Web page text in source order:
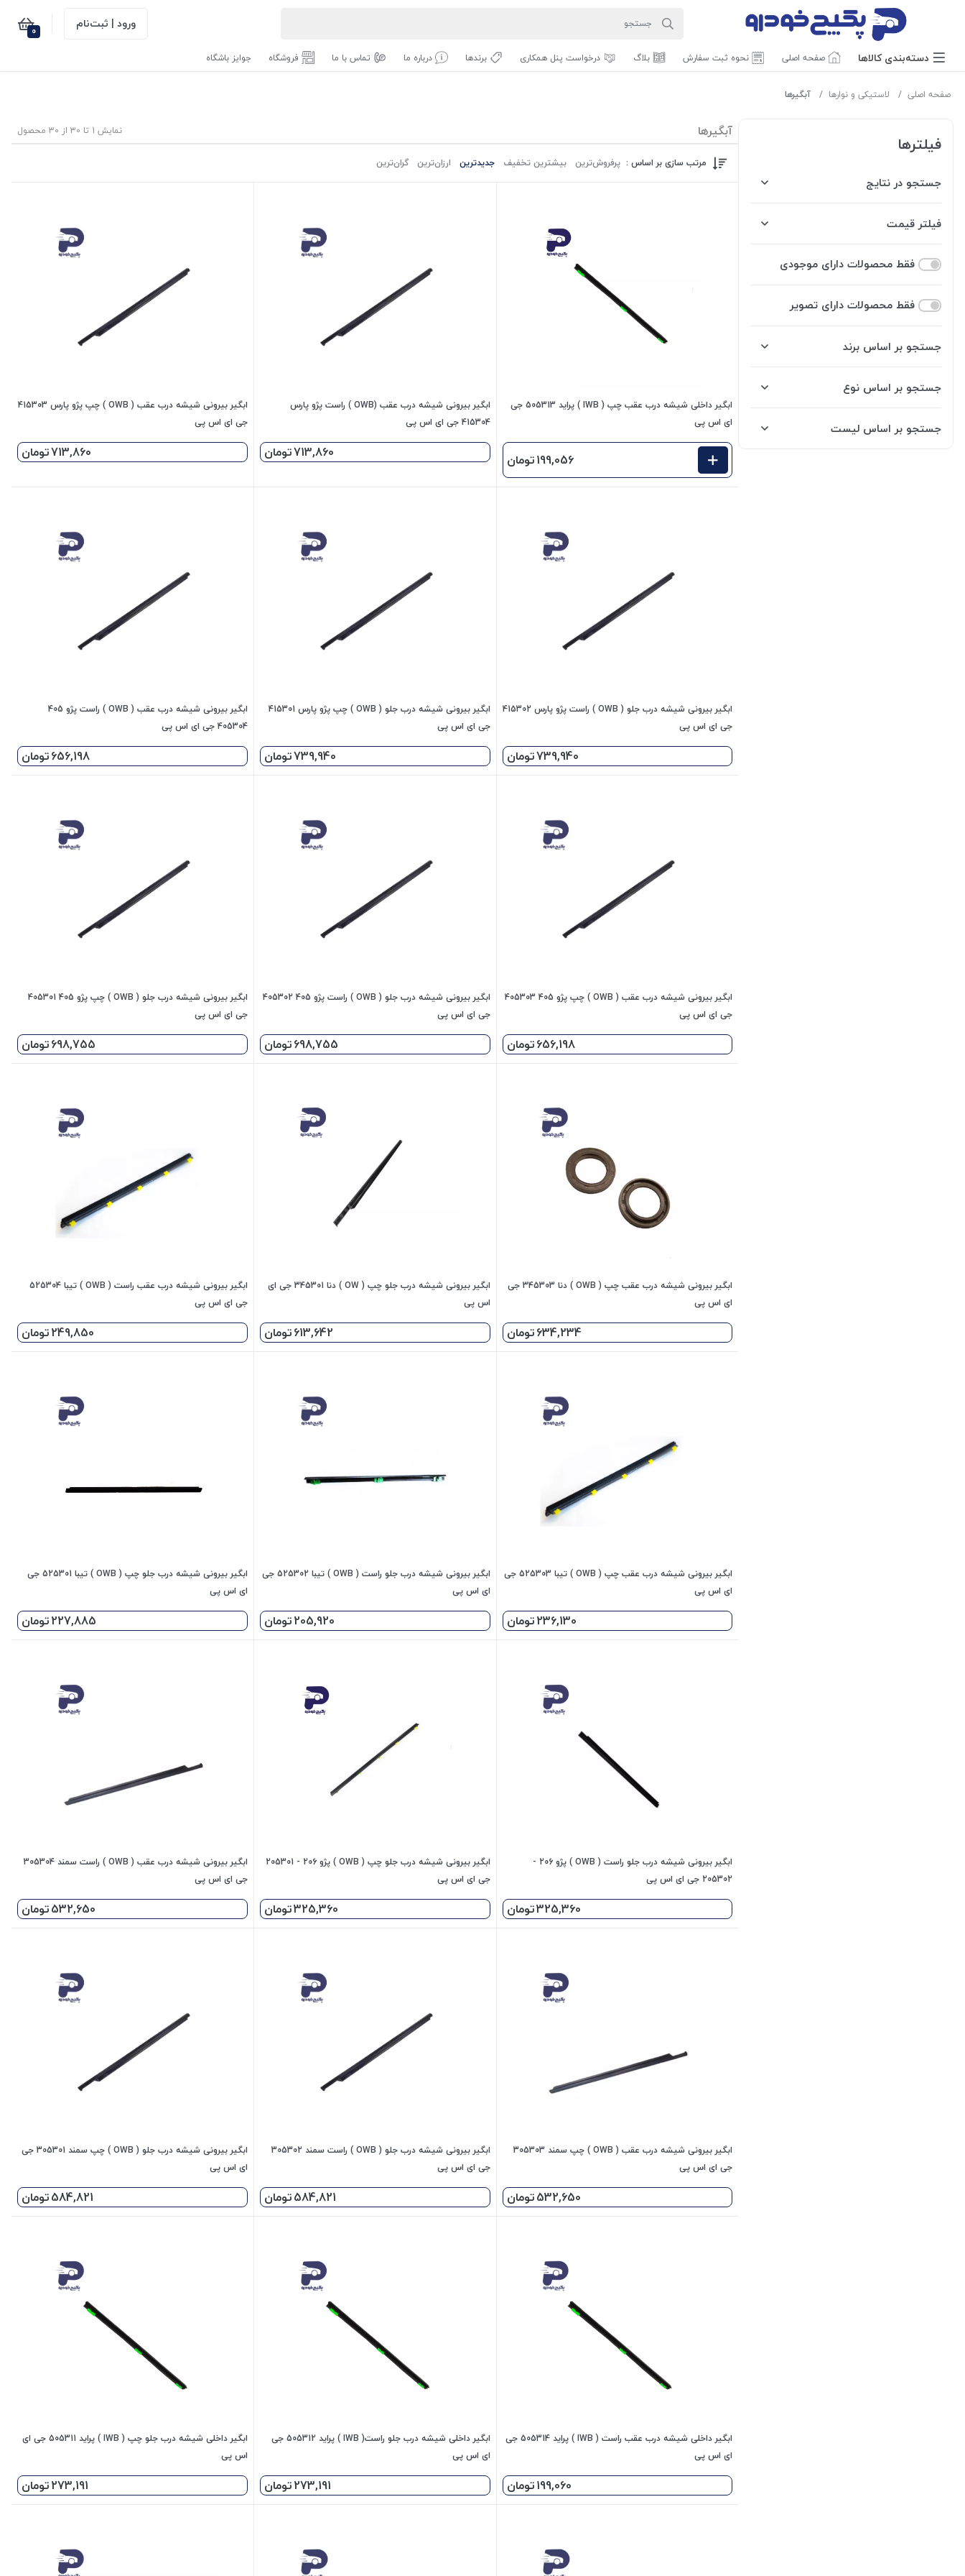
ورود | ثبت‌نام 0
دسته‌بندی‌ کالاها صفحه اصلی نحوه ثبت سفارش بلاگ درخواست پنل همکاری برندها درباره ما تماس با ما فروشگاه جوایز باشگاه
صفحه اصلی لاستیکی و نوارها آبگیرها
فیلترها
جستجو در نتایج
فیلتر قیمت
فقط محصولات دارای موجودی
فقط محصولات دارای تصویر
جستجو بر اساس برند
جستجو بر اساس نوع
جستجو بر اساس لیست
آبگیرها نمایش 1 تا 30 از 30 محصول
مرتب سازی بر اساس : پرفروش‌ترین‌ بیشترین تخفیف جدیدترین ارزان‌ترین گران‌ترین
ابگیر داخلی شیشه درب عقب چپ ( IWB ) پراید 505313 جی
ای اس پی
199,056تومان
ابگیر بیرونی شیشه درب عقب (OWB ) راست پژو پارس
415304 جی ای اس پی
713,860تومان
ابگیر بیرونی شیشه درب عقب ( OWB ) چپ پژو پارس 415303
جی ای اس پی
713,860تومان
ابگیر بیرونی شیشه درب جلو ( OWB ) راست پژو پارس 415302
جی ای اس پی
739,940تومان
ابگیر بیرونی شیشه درب جلو ( OWB ) چپ پژو پارس 415301
جی ای اس پی
739,940تومان
ابگیر بیرونی شیشه درب عقب ( OWB ) راست پژو 405
405304 جی ای اس پی
656,198تومان
ابگیر بیرونی شیشه درب عقب ( OWB ) چپ پژو 405 405303
جی ای اس پی
656,198تومان
ابگیر بیرونی شیشه درب جلو ( OWB ) راست پژو 405 405302
جی ای اس پی
698,755تومان
ابگیر بیرونی شیشه درب جلو ( OWB ) چپ پژو 405 405301
جی ای اس پی
698,755تومان
ابگیر بیرونی شیشه درب عقب چپ ( OWB ) دنا 345303 جی
ای اس پی
634,234تومان
ابگیر بیرونی شیشه درب جلو چپ ( OW ) دنا 345301 جی ای
اس پی
613,642تومان
ابگیر بیرونی شیشه درب عقب راست ( OWB ) تیبا 525304
جی ای اس پی
249,850تومان
ابگیر بیرونی شیشه درب عقب چپ ( OWB ) تیبا 525303 جی
ای اس پی
236,130تومان
ابگیر بیرونی شیشه درب جلو راست ( OWB ) تیبا 525302 جی
ای اس پی
205,920تومان
ابگیر بیرونی شیشه درب جلو چپ ( OWB ) تیبا 525301 جی
ای اس پی
227,885تومان
ابگیر بیرونی شیشه درب جلو راست ( OWB ) پژو 206 -
205302 جی ای اس پی
325,360تومان
ابگیر بیرونی شیشه درب جلو چپ ( OWB ) پژو 206 - 205301
جی ای اس پی
325,360تومان
ابگیر بیرونی شیشه درب عقب ( OWB ) راست سمند 305304
جی ای اس پی
532,650تومان
ابگیر بیرونی شیشه درب عقب ( OWB ) چپ سمند 305303
جی ای اس پی
532,650تومان
ابگیر بیرونی شیشه درب جلو ( OWB ) راست سمند 305302
جی ای اس پی
584,821تومان
ابگیر بیرونی شیشه درب جلو ( OWB ) چپ سمند 305301 جی
ای اس پی
584,821تومان
ابگیر داخلی شیشه درب عقب راست ( IWB ) پراید 505314 جی
ای اس پی
199,060تومان
ابگیر داخلی شیشه درب جلو راست( IWB ) پراید 505312 جی
ای اس پی
273,191تومان
ابگیر داخلی شیشه درب جلو چپ ( IWB ) پراید 505311 جی ای
اس پی
273,191تومان